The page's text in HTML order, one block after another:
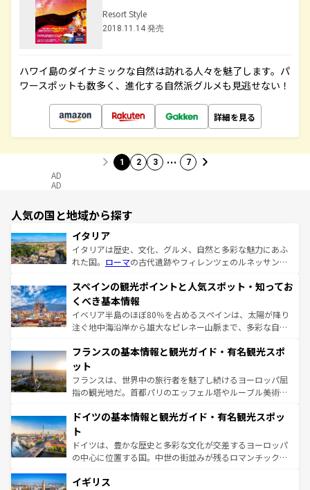
Resort Style
2018.11.14 発売
ハワイ島のダイナミックな自然は訪れる人々を魅了します。パ
ワースポットも数多く、進化する自然派グルメも見逃せない！
詳細を見る
1 2 3 … 7
AD
AD
人気の国と地域から探す
イタリア
イタリアは歴史、文化、グルメ、自然と多彩な魅力にあふ
れた国。 ローマの古代遺跡やフィレンツェのルネッサンス
ろん、トスカーナの美しい田園風景やアマルフィ海岸の絶
景など、自然景観も見逃せない。観光の合間には、本場の
ピザやパスタなど、絶品のイタリア料理を堪能することも
できる。朝目覚めてから夜眠るまで、すべての瞬間を楽し
なお、新着のイタリア情報はコンテンツ一覧を参照してほ
しい。
スペインの観光ポイントと人気スポット・知ってお
くべき基本情報
イベリア半島のほぼ80％を占めるスペインは、太陽が降り
注ぐ地中海沿岸から雄大なピレネー山脈まで、多彩な自然
文化が根付くこの国では、情熱的なフラメンコ、熱気あふ
れる闘牛、そして美味しいタパスが生活の一部となってい
る。首都マドリードの洗練された雰囲気や、バルセロナの
アートに溢れた街角から、地方では古代ローマ遺跡や中世
せる。地方によって風土や気候が異なるスペインはその個
ンテンツ一覧 を参照してほしい。
フランスの基本情報と観光ガイド・有名観光スポ
ット
フランスは、世界中の旅行者を魅了し続けるヨーロッパ屈
指の観光地だ。首都パリのエッフェル塔やルーブル美術館
で、幅広い魅力が詰まっている。華麗な宮殿、歴史的な大
聖堂、美しいビーチ、そして豊かな自然が、訪れる者を心
から魅了する。また、フランスは美食の国としても知ら
れ、フランス料理はユネスコ無形文化遺産にも登録されて
香り高いラベンダー畑など、多彩な楽しみ方が可能だ。さ
ドイツの基本情報と観光ガイド・有名観光スポッ
ト
ドイツは、豊かな歴史と多彩な文化が交差するヨーロッパ
の中心に位置する国。中世の街並みが残るロマンチック街
顔を持つこの国は、どこを歩いても飽きることがない。ベ
イギリス